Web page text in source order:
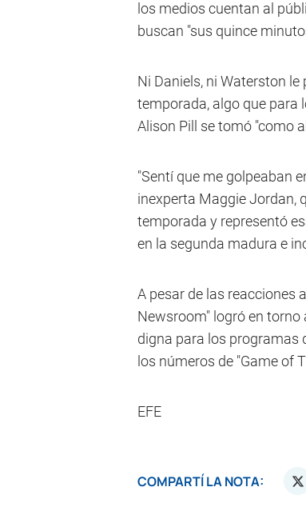
los medios cuentan al
buscan "sus quince
Ni Daniels, ni Waterston
temporada, algo que para
Alison Pill se tomó "como
"Sentí que me golpeaban
inexperta Maggie Jordan,
temporada y representó
en la segunda madura e
A pesar de las reacciones
Newsroom" logró en
digna para los programas
los números de "Game of
EFE
COMPARTÍ LA NOTA: